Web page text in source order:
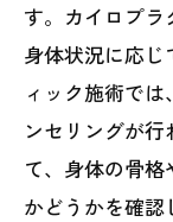
す。カイロプ
身体状況に応
ィック施術で
ンセリングが
て、身体の骨
かどうかを確認